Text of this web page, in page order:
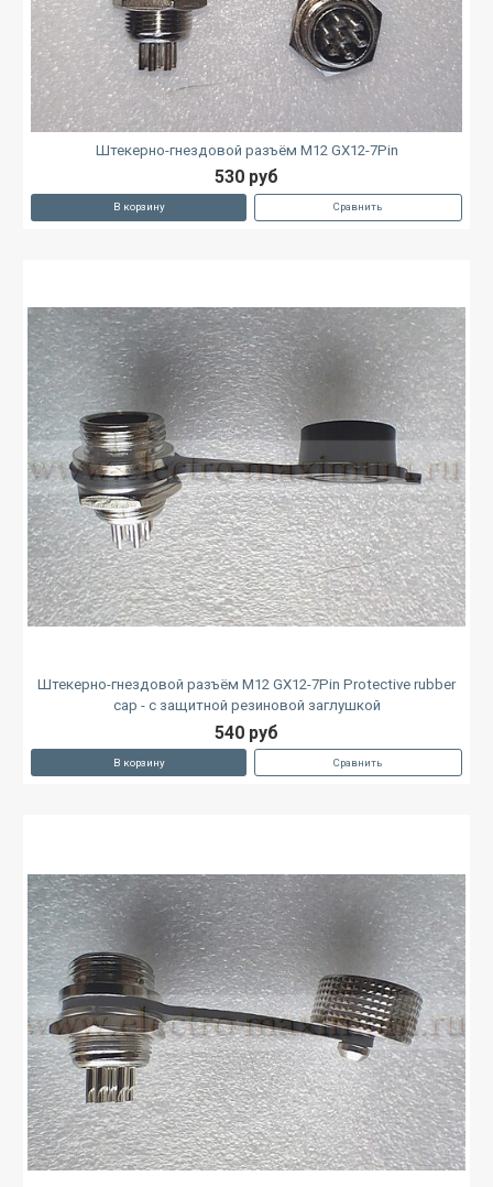
Штекерно-гнездовой разъём M12 GX12-7Pin
530 руб
В корзину Сравнить
Штекерно-гнездовой разъём M12 GX12-7Pin Protective rubber
cap - с защитной резиновой заглушкой
540 руб
В корзину Сравнить